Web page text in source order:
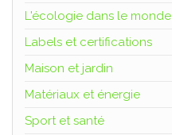
L'écologie dans le monde
Labels et certifications
Maison et jardin
Matériaux et énergie
Sport et santé